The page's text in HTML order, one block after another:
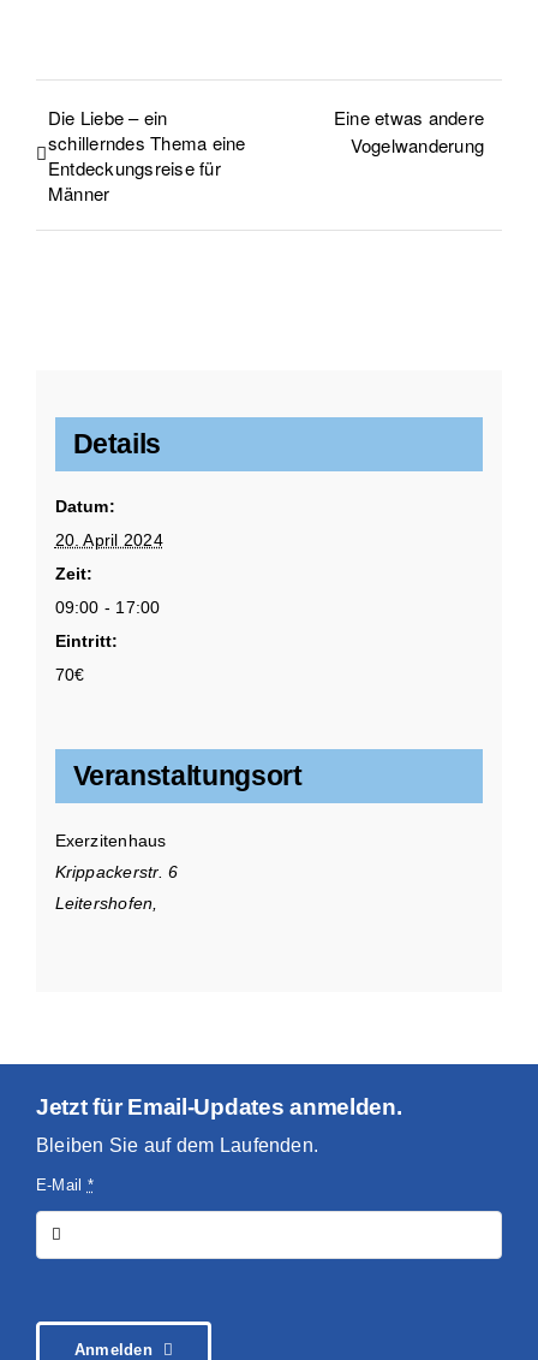
Die Liebe – ein
schillerndes Thema eine
Entdeckungsreise für
Männer
Eine etwas andere
Vogelwanderung
Details
Datum:
20. April 2024
Zeit:
09:00 - 17:00
Eintritt:
70€
Veranstaltungsort
Exerzitenhaus
Krippackerstr. 6
Leitershofen,
Jetzt für Email-Updates anmelden.
Bleiben Sie auf dem Laufenden.
E-Mail *
Anmelden